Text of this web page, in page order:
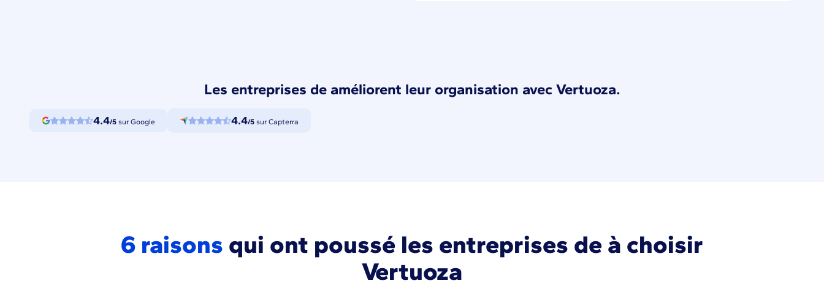
Les entreprises de améliorent leur organisation avec Vertuoza.
4.4/5 sur Google 4.4/5 sur Capterra
6 raisons qui ont poussé les entreprises de à choisir
Vertuoza